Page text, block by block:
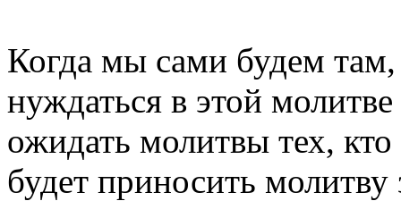
Когда мы сами будем
нуждаться в этой
ожидать молитвы тех,
будет приносить